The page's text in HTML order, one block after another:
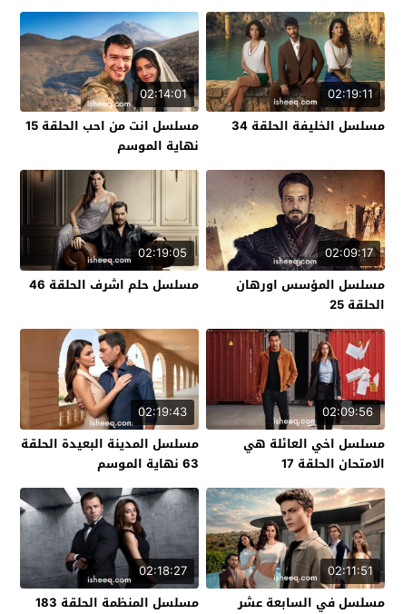
02:19:11
مسلسل الخليفة الحلقة 34
02:14:01
مسلسل انت من احب الحلقة 15
نهاية الموسم
02:09:17
مسلسل المؤسس اورهان
الحلقة 25
02:19:05
مسلسل حلم اشرف الحلقة 46
02:09:56
مسلسل اخي العائلة هي
الامتحان الحلقة 17
02:19:43
مسلسل المدينة البعيدة الحلقة
63 نهاية الموسم
02:11:51
مسلسل في السابعة عشر
02:18:27
مسلسل المنظمة الحلقة 183